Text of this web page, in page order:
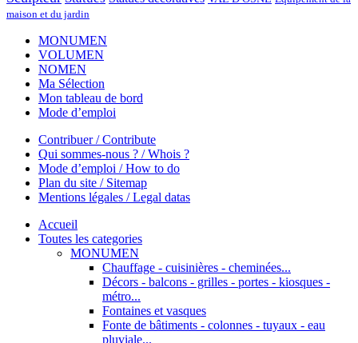
maison et du jardin
MONUMEN
VOLUMEN
NOMEN
Ma Sélection
Mon tableau de bord
Mode d’emploi
Contribuer / Contribute
Qui sommes-nous ? / Whois ?
Mode d’emploi / How to do
Plan du site / Sitemap
Mentions légales / Legal datas
Accueil
Toutes les categories
MONUMEN
Chauffage - cuisinières - cheminées...
Décors - balcons - grilles - portes - kiosques -
métro...
Fontaines et vasques
Fonte de bâtiments - colonnes - tuyaux - eau
pluviale...